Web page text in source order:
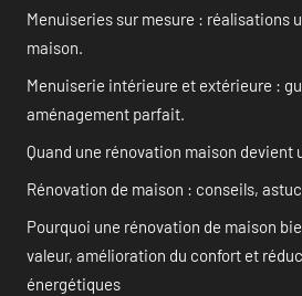
Menuiseries sur mesure : réalisations
maison.
Menuiserie intérieure et extérieure :
aménagement parfait.
Quand une rénovation maison devient
Rénovation de maison : conseils,
Pourquoi une rénovation de maison
valeur, amélioration du confort et
énergétiques